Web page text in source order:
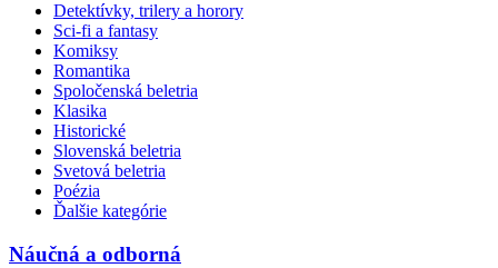
Detektívky, trilery a horory
Sci-fi a fantasy
Komiksy
Romantika
Spoločenská beletria
Klasika
Historické
Slovenská beletria
Svetová beletria
Poézia
Ďalšie kategórie
Náučná a odborná